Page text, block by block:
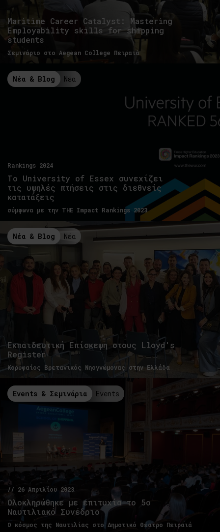
Maritime Career Catalyst: Mastering
Employability skills for shipping
students
Σεμινάριο στο Aegean College Πειραιά
Νέα & Blog Νέα
Rankings 2024
Το University of Essex συνεχίζει
τις υψηλές πτήσεις στις διεθνείς
κατατάξεις
σύμφωνα με την THE Impact Rankings 2023
Νέα & Blog Νέα
Εκπαιδευτική Επίσκεψη στους Lloyd's
Register
Κορυφαίος Βρετανικός Νηογνώμονας στην Ελλάδα
Events & Σεμινάρια Events
// 26 Απριλίου 2023
Ολοκληρώθηκε με επιτυχία το 5ο
Ναυτιλιακό Συνέδριο
Ο κόσμος της Ναυτιλίας στο Δημοτικό Θέατρο Πειραιά